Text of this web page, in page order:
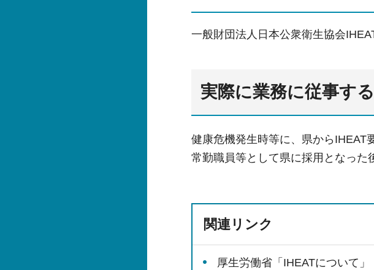
一般財団法人日本公衆衛生協会
実際に業務に従事す
健康危機発生時等に、県からIHEAT
常勤職員等として県に採用となった
関連リンク
厚生労働省「IHEATについて」